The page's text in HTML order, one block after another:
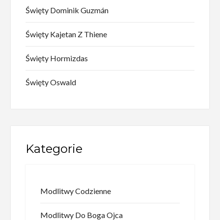
Święty Dominik Guzmán
Święty Kajetan Z Thiene
Święty Hormizdas
Święty Oswald
Kategorie
Modlitwy Codzienne
Modlitwy Do Boga Ojca